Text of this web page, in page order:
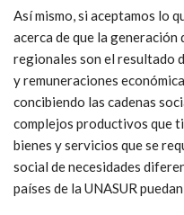
Así mismo, si aceptamos lo
acerca de que la
regionales son el resultado
y remuneraciones
concibiendo las cadenas
complejos productivos que
bienes y servicios que se
social de necesidades
países de la UNASUR